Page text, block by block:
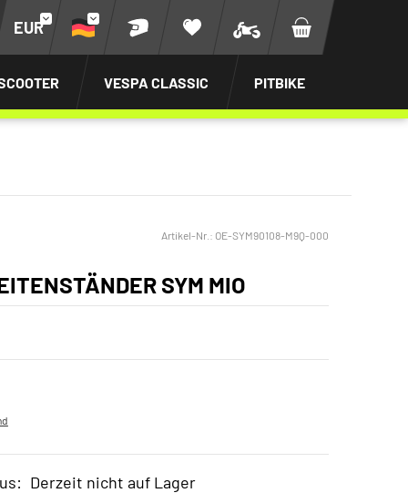
EUR
VESPA CLASSIC PITBIKE
Artikel-Nr.: OE-SYM90108-M9Q-000
SYM MIO
Derzeit nicht auf Lager